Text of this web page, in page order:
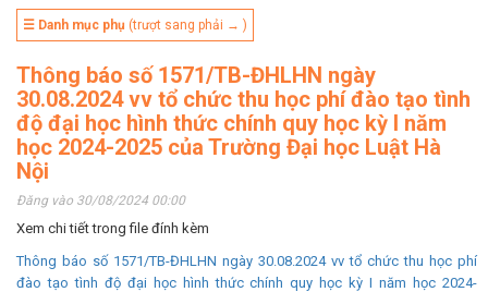
☰ Danh mục phụ (trượt sang phải → )
Thông báo số 1571/TB-ĐHLHN ngày
30.08.2024 vv tổ chức thu học phí đào tạo tình
độ đại học hình thức chính quy học kỳ I năm
học 2024-2025 của Trường Đại học Luật Hà
Nội
Đăng vào 30/08/2024 00:00
Xem chi tiết trong file đính kèm
Thông báo số 1571/TB-ĐHLHN ngày 30.08.2024 vv tổ chức thu học phí
đào tạo tình độ đại học hình thức chính quy học kỳ I năm học 2024-